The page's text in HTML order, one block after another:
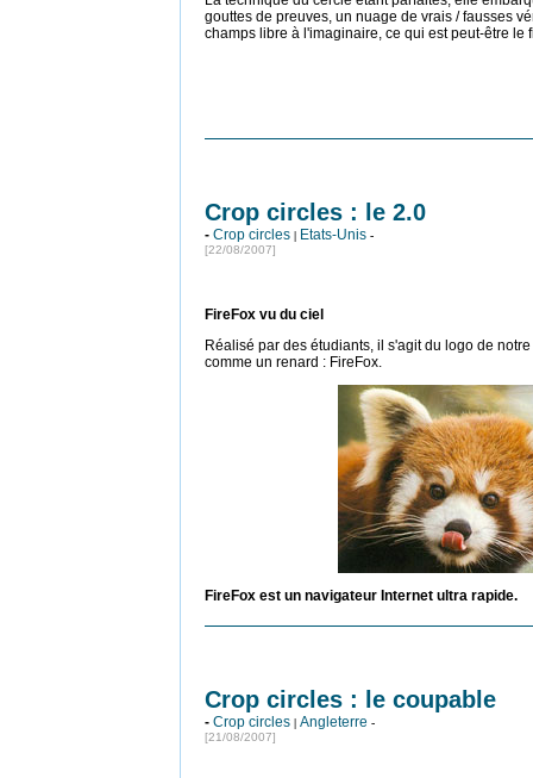
gouttes de preuves, un nuage de vrais / fausses
champs libre à l'imaginaire, ce qui est peut-être le
Crop circles : le 2.0
- Crop circles | Etats-Unis -
[22/08/2007]
FireFox vu du ciel
Réalisé par des étudiants, il s'agit du logo de
comme un renard : FireFox.
FireFox est un navigateur Internet ultra rapide.
Crop circles : le coupable
- Crop circles | Angleterre -
[21/08/2007]